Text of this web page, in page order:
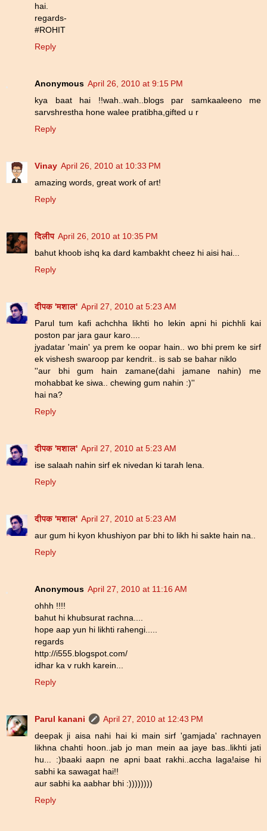
hai.
regards-
#ROHIT
Reply
Anonymous April 26, 2010 at 9:15 PM
kya baat hai !!wah..wah..blogs par samkaaleeno me
sarvshrestha hone walee pratibha,gifted u r
Reply
Vinay April 26, 2010 at 10:33 PM
amazing words, great work of art!
Reply
दिलीप April 26, 2010 at 10:35 PM
bahut khoob ishq ka dard kambakht cheez hi aisi hai...
Reply
दीपक 'मशाल' April 27, 2010 at 5:23 AM
Parul tum kafi achchha likhti ho lekin apni hi pichhli kai
poston par jara gaur karo....
jyadatar 'main' ya prem ke oopar hain.. wo bhi prem ke sirf
ek vishesh swaroop par kendrit.. is sab se bahar niklo
''aur bhi gum hain zamane(dahi jamane nahin) me
mohabbat ke siwa.. chewing gum nahin :)''
hai na?
Reply
दीपक 'मशाल' April 27, 2010 at 5:23 AM
ise salaah nahin sirf ek nivedan ki tarah lena.
Reply
दीपक 'मशाल' April 27, 2010 at 5:23 AM
aur gum hi kyon khushiyon par bhi to likh hi sakte hain na..
Reply
Anonymous April 27, 2010 at 11:16 AM
ohhh !!!!
bahut hi khubsurat rachna....
hope aap yun hi likhti rahengi.....
regards
http://i555.blogspot.com/
idhar ka v rukh karein...
Reply
Parul kanani
April 27, 2010 at 12:43 PM
deepak ji aisa nahi hai ki main sirf 'gamjada' rachnayen
likhna chahti hoon..jab jo man mein aa jaye bas..likhti jati
hu... :)baaki aapn ne apni baat rakhi..accha laga!aise hi
sabhi ka sawagat hai!!
aur sabhi ka aabhar bhi :))))))))
Reply